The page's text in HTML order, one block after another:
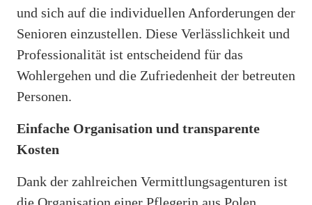
und sich auf die individuellen Anforderungen der
Senioren einzustellen. Diese Verlässlichkeit und
Professionalität ist entscheidend für das
Wohlergehen und die Zufriedenheit der betreuten
Personen.
Einfache Organisation und transparente
Kosten
Dank der zahlreichen Vermittlungsagenturen ist